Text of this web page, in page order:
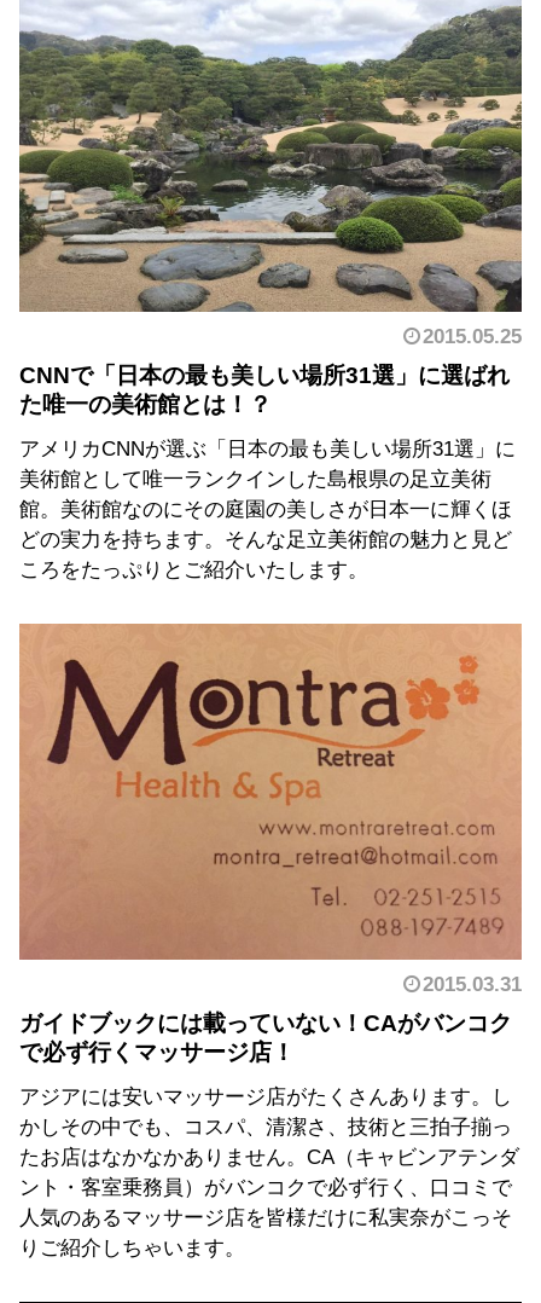
2015.05.25
CNNで「日本の最も美しい場所31選」に選ばれ
た唯一の美術館とは！？
アメリカCNNが選ぶ「日本の最も美しい場所31選」に
美術館として唯一ランクインした島根県の足立美術
館。美術館なのにその庭園の美しさが日本一に輝くほ
どの実力を持ちます。そんな足立美術館の魅力と見ど
ころをたっぷりとご紹介いたします。
2015.03.31
ガイドブックには載っていない！CAがバンコク
で必ず行くマッサージ店！
アジアには安いマッサージ店がたくさんあります。し
かしその中でも、コスパ、清潔さ、技術と三拍子揃っ
たお店はなかなかありません。CA（キャビンアテンダ
ント・客室乗務員）がバンコクで必ず行く、口コミで
人気のあるマッサージ店を皆様だけに私実奈がこっそ
りご紹介しちゃいます。